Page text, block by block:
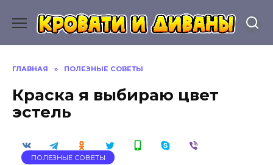
содержанию
ГЛАВНАЯ » ПОЛЕЗНЫЕ СОВЕТЫ
Краска я выбираю цвет
эстель
ПОЛЕЗНЫЕ СОВЕТЫ